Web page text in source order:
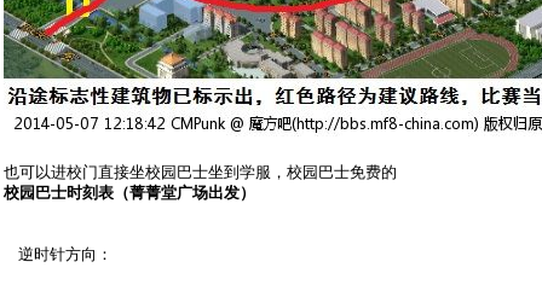
也可以进校门直接坐校园巴士坐到学服，校园巴士免费的
校园巴士时刻表（菁菁堂广场出发）
逆时针方向：